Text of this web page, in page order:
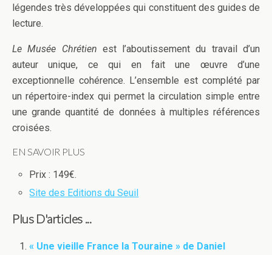
légendes très développées qui constituent des guides de
lecture.
Le Musée Chrétien est l’aboutissement du travail d’un
auteur unique, ce qui en fait une œuvre d’une
exceptionnelle cohérence. L’ensemble est complété par
un répertoire-index qui permet la circulation simple entre
une grande quantité de données à multiples références
croisées.
EN SAVOIR PLUS
Prix : 149€.
Site des Editions du Seuil
Plus D'articles ...
« Une vieille France la Touraine » de Daniel